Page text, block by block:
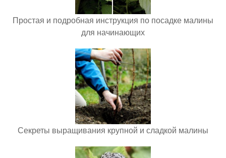
Простая и подробная инструкция по посадке малины
для начинающих
Секреты выращивания крупной и сладкой малины